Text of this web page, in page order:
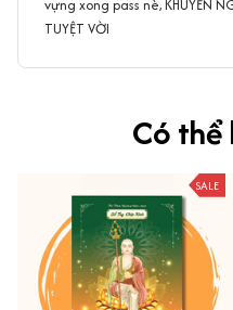
vựng xong pass nè, KHUYẾN
TUYỆT VỜI
Có thể
SALE